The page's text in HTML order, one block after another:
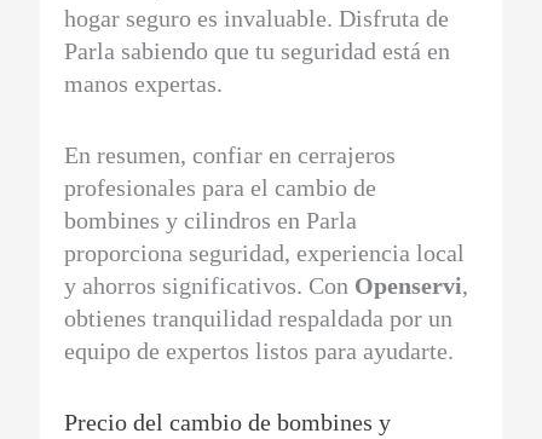
hogar seguro es invaluable. Disfruta de
Parla sabiendo que tu seguridad está en
manos expertas.
En resumen, confiar en cerrajeros
profesionales para el cambio de
bombines y cilindros en Parla
proporciona seguridad, experiencia local
y ahorros significativos. Con Openservi,
obtienes tranquilidad respaldada por un
equipo de expertos listos para ayudarte.
Precio del cambio de bombines y